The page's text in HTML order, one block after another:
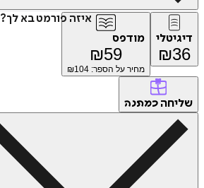
איזה פורמט בא לך?
דיגיטלי
₪36
מודפס
₪59
מחיר על הספר: ₪ 104
שליחה כמתנה